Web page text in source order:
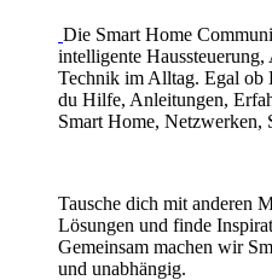
Die Smart Home
intelligente
Technik im Alltag. Egal ob
du Hilfe, Anleitungen,
Smart Home, Netzwerken,
Tausche dich mit anderen
Lösungen und finde
Gemeinsam machen wir
und unabhängig.